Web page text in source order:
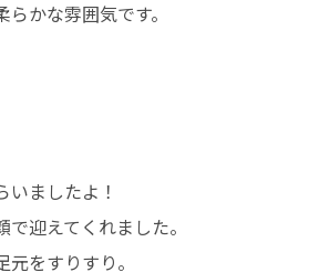
かな雰囲気です。
ましたよ！
迎えてくれました。
をすりすり。